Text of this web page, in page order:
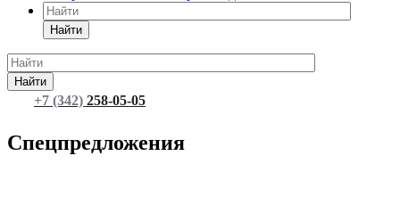
Найти
Найти
+7 (342) 258-05-05
Спецпредложения